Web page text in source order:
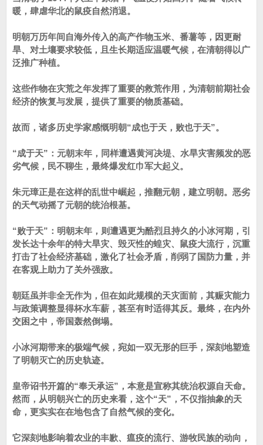
暖，肆虐华北的鼠疫自然消退。
明朝万历年间自海外传入的高产作物玉米、番薯等，因更耐
旱、对土壤要求较低，且生长期适应温暖气候，在清朝得以广
泛推广种植。
这些作物在灾荒之年发挥了重要的救荒作用，为清朝前期社会
经济的恢复与发展，提供了重要的物质基础。
故而，诸多历史学家感慨明朝“成也于天，败也于天”。
“成于天”：元朝末年，同样遭遇黄河决堤、水旱灾害频发的恶
劣气候，民不聊生，最终爆发红巾军大起义。
朱元璋正是在这样的乱世中崛起，推翻元朝，建立明朝。恶劣
的天气动摇了元朝的统治根基。
“败于天”：明朝末年，则遭遇更为酷烈且持久的小冰河期，引
发长达十余年的特大旱灾、毁灭性的蝗灾、鼠疫大流行，沉重
打击了社会经济基础，激化了社会矛盾，削弱了国防力量，并
在客观上助力了关外强敌。
朝廷虽并非全无作为，但在如此规模的天灾面前，其赈灾能力
与政策调整显得杯水车薪，甚至有时适得其反。最终，在内外
交困之中，帝国轰然倒塌。
小冰河期带来的极端气候，宛如一双无形的巨手，深刻地塑造
了明朝灭亡的历史轨迹。
皇帝诏书开篇的“奉天承运”，本意是宣称其统治权源自天命。
然而，从明朝兴亡的历史来看，这个“天”，不仅指抽象的天
命，更实实在在地包含了自然气候的变化。
它深刻地影响着农业的丰歉、瘟疫的流行、游牧民族的动向，